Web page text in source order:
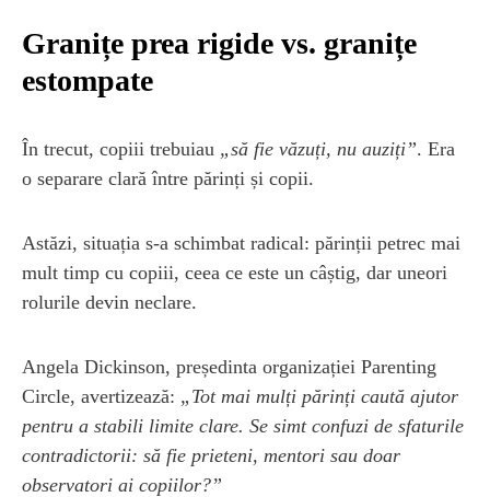
Granițe prea rigide vs. granițe
estompate
În trecut, copiii trebuiau „să fie văzuți, nu auziți”. Era
o separare clară între părinți și copii.
Astăzi, situația s-a schimbat radical: părinții petrec mai
mult timp cu copiii, ceea ce este un câștig, dar uneori
rolurile devin neclare.
Angela Dickinson, președinta organizației Parenting
Circle, avertizează: „Tot mai mulți părinți caută ajutor
pentru a stabili limite clare. Se simt confuzi de sfaturile
contradictorii: să fie prieteni, mentori sau doar
observatori ai copiilor?”